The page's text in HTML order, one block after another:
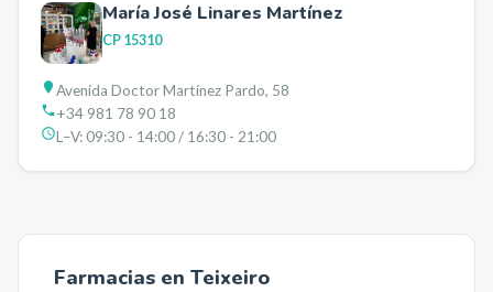
María José Linares Martínez
CP 15310
Avenida Doctor Martínez Pardo, 58
+34 981 78 90 18
L–V:09:30 - 14:00 / 16:30 - 21:00
Farmacias en Teixeiro